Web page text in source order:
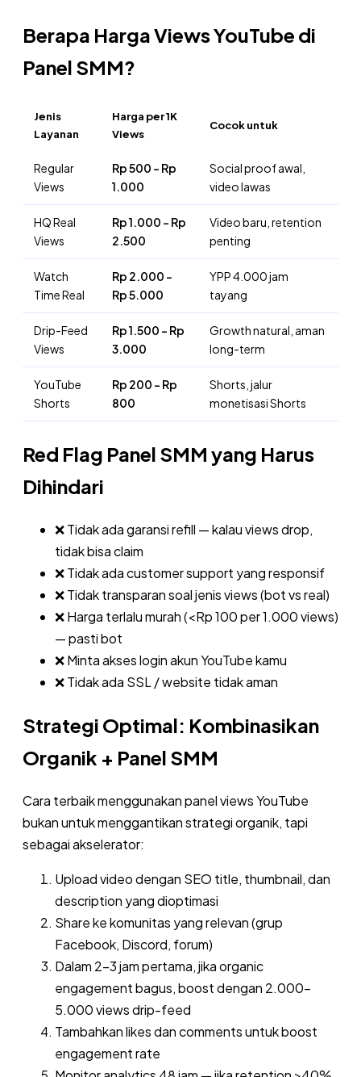
Berapa Harga Views YouTube di
Panel SMM?
Jenis
Layanan
Harga per 1K
Views
Cocok untuk
Regular
Views
Rp 500 – Rp
1.000
Social proof awal,
video lawas
HQ Real
Views
Rp 1.000 – Rp
2.500
Video baru, retention
penting
Watch
Time Real
Rp 2.000 –
Rp 5.000
YPP 4.000 jam
tayang
Drip-Feed
Views
Rp 1.500 – Rp
3.000
Growth natural, aman
long-term
YouTube
Shorts
Rp 200 – Rp
800
Shorts, jalur
monetisasi Shorts
Red Flag Panel SMM yang Harus
Dihindari
❌ Tidak ada garansi refill — kalau views drop,
tidak bisa claim
❌ Tidak ada customer support yang responsif
❌ Tidak transparan soal jenis views (bot vs real)
❌ Harga terlalu murah (<Rp 100 per 1.000 views)
— pasti bot
❌ Minta akses login akun YouTube kamu
❌ Tidak ada SSL / website tidak aman
Strategi Optimal: Kombinasikan
Organik + Panel SMM
Cara terbaik menggunakan panel views YouTube
bukan untuk menggantikan strategi organik, tapi
sebagai akselerator:
Upload video dengan SEO title, thumbnail, dan
description yang dioptimasi
Share ke komunitas yang relevan (grup
Facebook, Discord, forum)
Dalam 2-3 jam pertama, jika organic
engagement bagus, boost dengan 2.000-
5.000 views drip-feed
Tambahkan likes dan comments untuk boost
engagement rate